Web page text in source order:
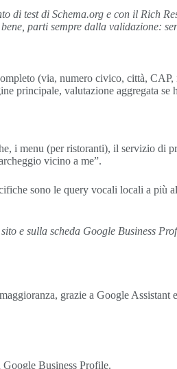
di test di Schema.org e con il Rich
parti sempre dalla validazione:
(via, numero civico, città,
principale, valutazione aggregata
i menu (per ristoranti), il servizio di
vicino a me”.
sono le query vocali locali a più
e sulla scheda Google Business
grazie a Google
Business Profile.